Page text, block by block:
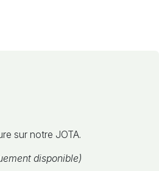
sur notre JOTA.
disponible)